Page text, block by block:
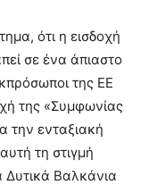
ότι η εισδοχή
σε ένα άπιαστο
της ΕΕ
της «Συμφωνίας
την ενταξιακή
τη στιγμή
Δυτικά Βαλκάνια